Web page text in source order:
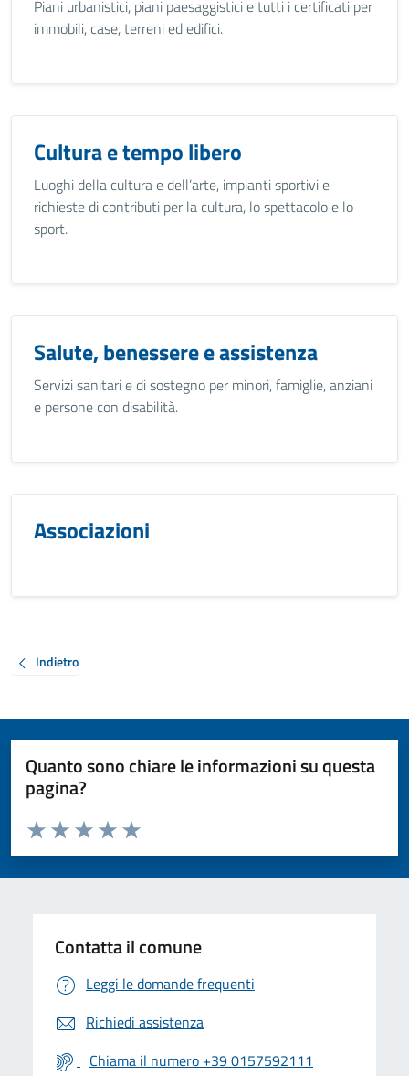
Piani urbanistici, piani paesaggistici e tutti i certificati per
immobili, case, terreni ed edifici.
Cultura e tempo libero
Luoghi della cultura e dell’arte, impianti sportivi e
richieste di contributi per la cultura, lo spettacolo e lo
sport.
Salute, benessere e assistenza
Servizi sanitari e di sostegno per minori, famiglie, anziani
e persone con disabilità.
Associazioni
Indietro
Quanto sono chiare le informazioni su questa
pagina?
Valuta da 1 a 5 stelle la pagina
Valuta 5 stelle su 5
Valuta 4 stelle su 5
Valuta 3 stelle su 5
Valuta 2 stelle su 5
Valuta 1 stelle su 5
Contatta il comune
Leggi le domande frequenti
Richiedi assistenza
Chiama il numero +39 0157592111